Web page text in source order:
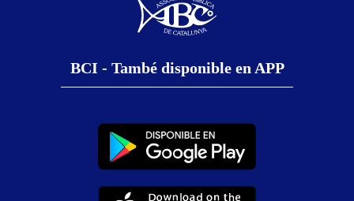
BCI - També disponible en APP